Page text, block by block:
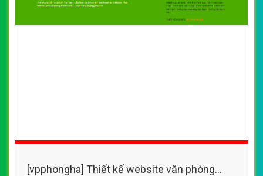
[vpphongha] Thiết kế website văn phòng